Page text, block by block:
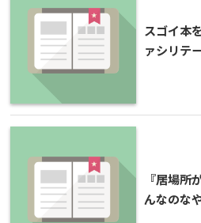
スゴイ本
ァシリテ
『居場所
んなのな